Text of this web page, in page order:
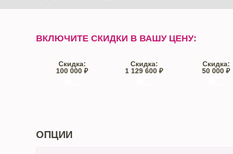
ВКЛЮЧИТЕ СКИДКИ В ВАШУ ЦЕНУ:
Скидка:
100 000 ₽
Скидка:
1 129 600 ₽
Скидка:
50 000 ₽
ОПЦИИ